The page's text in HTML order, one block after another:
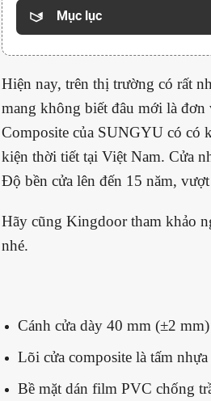
Mục lục
Hiện nay, trên thị trường có rất
mang không biết đâu mới là đơn
Composite của SUNGYU có có
kiện thời tiết tại Việt Nam. Cửa
Độ bền cửa lên đến 15 năm,
Hãy cũng Kingdoor tham khảo
nhé.
Cánh cửa dày 40 mm (±2 mm)
Lõi cửa composite là tấm
Bề mặt dán film PVC chống